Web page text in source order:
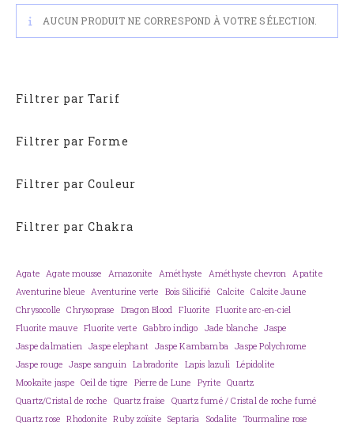
AUCUN PRODUIT NE CORRESPOND À VOTRE SÉLECTION.
Filtrer par Tarif
Filtrer par Forme
Filtrer par Couleur
Filtrer par Chakra
Agate Agate mousse Amazonite Améthyste Améthyste chevron
Apatite
Aventurine bleue
Aventurine verte Bois Silicifié Calcite
Calcite Jaune
Chrysocolle
Chrysoprase Dragon Blood Fluorite Fluorite arc-en-ciel
Fluorite mauve Fluorite verte Gabbro indigo Jade blanche
Jaspe
Jaspe dalmatien Jaspe elephant Jaspe Kambamba Jaspe Polychrome
Jaspe rouge
Jaspe sanguin Labradorite Lapis lazuli Lépidolite
Mookaïte jaspe Oeil de tigre Pierre de Lune Pyrite Quartz
Quartz/Cristal de roche
Quartz fraise
Quartz fumé / Cristal de roche fumé
Quartz rose
Rhodonite Ruby zoïsite Septaria Sodalite
Tourmaline rose